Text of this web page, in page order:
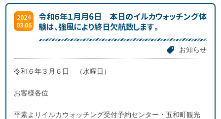
2024
03.06
令和６年１月月6日 本日のイルカウォッチング体
験は、強風により終日欠航致します。
お知らせ
令和６年３月６日 （水曜日）
お客様各位
平素よりイルカウォッチング受付予約センター・五和町観光